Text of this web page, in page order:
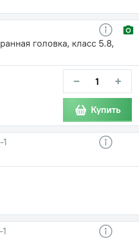
головка, класс 5.8,
− +
Купить